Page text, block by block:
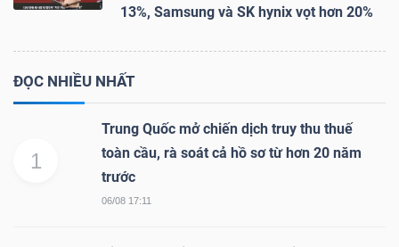
13%, Samsung và SK hynix vọt hơn 20%
ĐỌC NHIỀU NHẤT
1
Trung Quốc mở chiến dịch truy thu thuế
toàn cầu, rà soát cả hồ sơ từ hơn 20 năm
trước
06/08 17:11